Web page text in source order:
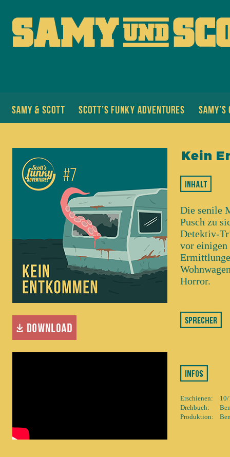
Die senile
Pusch zu
Detektiv-
vor einigen
Horror.
Erschienen:
Drehbuch:
Produktion: